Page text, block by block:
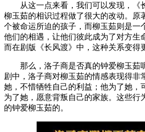
从这一点来看，我们可以发现，《
柳玉茹的相识过程做了很大的改动。原
个被命运所迫的孩子，而柳玉茹则是一
他们的相遇，让他们彼此成为了对方生
而在剧版《长风渡》中，这种关系变得
那么，洛子商是否真的钟爱柳玉茹
剧中，洛子商对柳玉茹的情感表现得非
她，不惜牺牲自己的利益；他为了她，
为了她，愿意背叛自己的家族。这些行
的钟爱柳玉茹的。